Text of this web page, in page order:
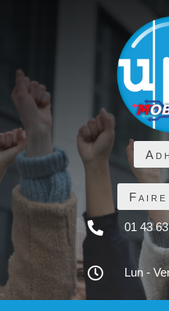
Faire
 01 43
 Lun -